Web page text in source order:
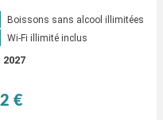
Boissons sans alcool illimitées
Wi-Fi illimité inclus
2027
€